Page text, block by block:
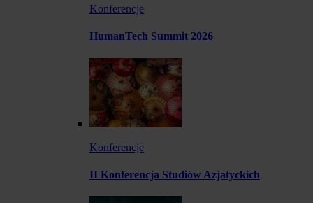
Konferencje
HumanTech Summit 2026
Konferencje
II Konferencja Studiów Azjatyckich